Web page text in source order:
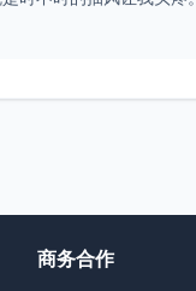
商务合作